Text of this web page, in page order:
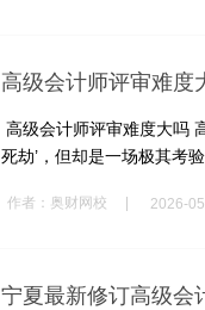
高级会计师评审难度
高级会计师评审难度大吗
死劫’，但却是一场极其考验
作者： 奥财网校 | 2026-
宁夏最新修订高级会